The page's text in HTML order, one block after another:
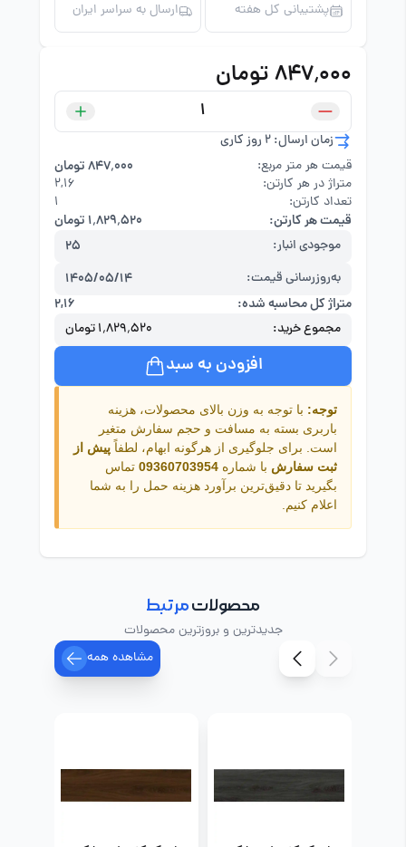
پشتیبانی کل هفته ارسال به سراسر ایران
۸۴۷٬۰۰۰ تومان
زمان ارسال: 2 روز کاری
قیمت هر متر مربع:
۸۴۷٬۰۰۰ تومان
متراژ در هر کارتن:
۲,۱۶
تعداد کارتن:
1
قیمت هر کارتن: ۱٬۸۲۹٬۵۲۰ تومان
موجودی انبار: 25
به‌روزرسانی قیمت:
1405/05/14
متراژ کل محاسبه شده:
۲,۱۶
مجموع خرید: ۱٬۸۲۹٬۵۲۰ تومان
افزودن به سبد
توجه: با توجه به وزن بالای محصولات، هزینه
باربری بسته به مسافت و حجم سفارش متغیر
است. برای جلوگیری از هرگونه ابهام، لطفاً پیش از
ثبت سفارش با شماره 09360703954 تماس
بگیرید تا دقیق‌ترین برآورد هزینه حمل را به شما
اعلام کنیم.
محصولاتمرتبط
جدیدترین و بروزترین محصولات
مشاهده همه